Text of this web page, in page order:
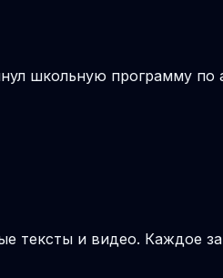
школьную программу по
тексты и видео. Каждое